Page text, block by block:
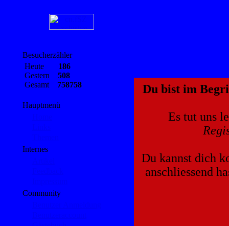
Besucherzähler
Heute 186
Gestern 508
Gesamt 758758
Hauptmenü
Internes
Community
Du bist im
Es tut uns
Du kannst dich
anschliessend